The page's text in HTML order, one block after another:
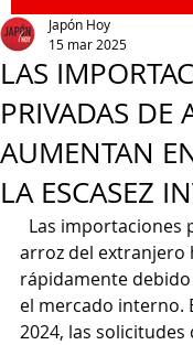
LAS
PRIVADAS DE
AUMENTAN
LA ESCASEZ
Japón Hoy
15 mar 2025
Las importaciones
arroz del extranjero
rápidamente debido
el mercado interno.
2024, las